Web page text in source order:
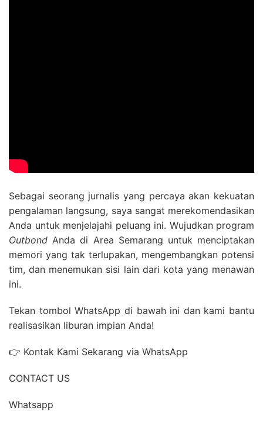
Sebagai seorang jurnalis yang percaya akan kekuatan
pengalaman langsung, saya sangat merekomendasikan
Anda untuk menjelajahi peluang ini. Wujudkan program
Outbond Anda di Area Semarang untuk menciptakan
memori yang tak terlupakan, mengembangkan potensi
tim, dan menemukan sisi lain dari kota yang menawan
ini.
Tekan tombol WhatsApp di bawah ini dan kami bantu
realisasikan liburan impian Anda!
👉 Kontak Kami Sekarang via WhatsApp
CONTACT US
Whatsapp